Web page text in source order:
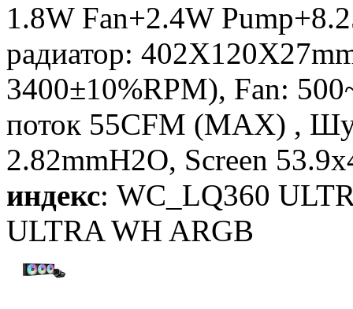
1.8W Fan+2.4W
радиатор:
3400±10%RPM), Fan:
поток 55CFM (MAX) ,
2.82mmH2O, Screen
индекс: WC_LQ360
ULTRA WH ARGB